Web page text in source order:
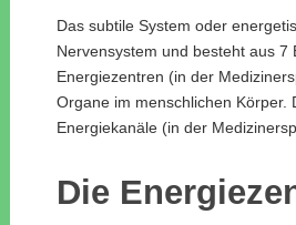
Das subtile System oder
Nervensystem und besteht aus
Energiezentren (in der
Organe im menschlichen
Energiekanäle (in der
Die